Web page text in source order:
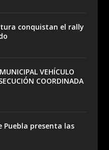
conquistan el rally
VEHÍCULO
COORDINADA
Puebla presenta las